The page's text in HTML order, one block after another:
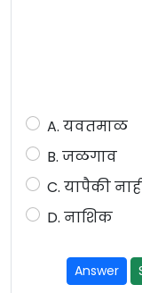
A. यवतमाळ
B. जळगाव
C. यापैकी
D. नाशिक
Answer